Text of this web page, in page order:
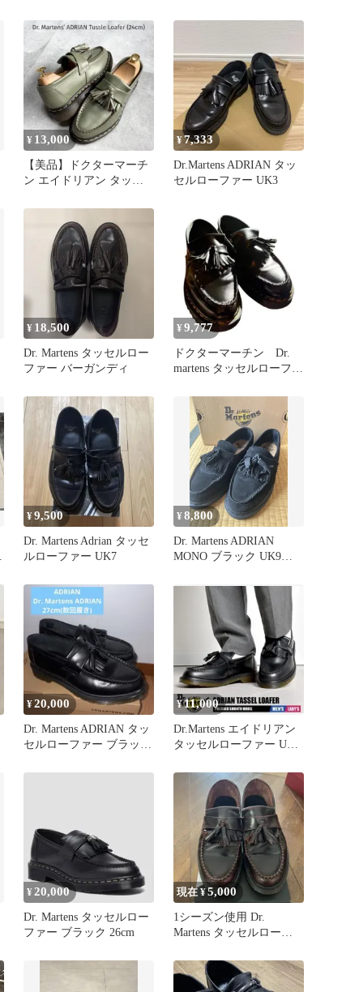
¥ 13,000
【美品】ドクターマーチ
ン エイドリアン タッセ
カラー
¥7,333
Dr.Martens ADRIAN タッ
セルローファー UK3
¥ 18,500
Dr. Martens タッセルロー
ファー バーガンディ
¥ 9,777
ドクターマーチン Dr.
martens タッセルローファ
¥9,500
Dr. Martens Adrian タッセ
ルローファー UK7
¥8,800
Dr. Martens ADRIAN
MONO ブラック UK9
¥20,000
Dr. Martens ADRIAN タッ
セルローファー ブラッ
¥11,000
Dr.Martens エイドリアン
タッセルローファー UK5
¥20,000
Dr. Martens タッセルロー
ファー ブラック 26cm
現在 ¥5,000
1シーズン使用 Dr.
Martens タッセルローフ